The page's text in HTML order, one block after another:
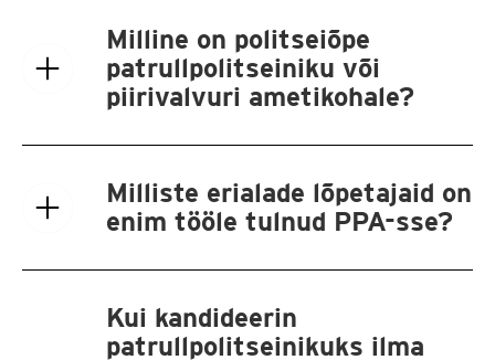
Milline on politseiõpe
patrullpolitseiniku või
piirivalvuri ametikohale?
Milliste erialade lõpetajaid on
enim tööle tulnud PPA-sse?
Kui kandideerin
patrullpolitseinikuks ilma